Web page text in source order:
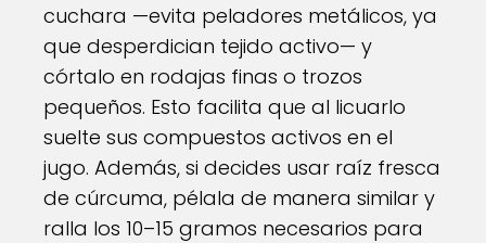
cuchara —evita peladores metálicos, ya
que desperdician tejido activo— y
córtalo en rodajas finas o trozos
pequeños. Esto facilita que al licuarlo
suelte sus compuestos activos en el
jugo. Además, si decides usar raíz fresca
de cúrcuma, pélala de manera similar y
ralla los 10–15 gramos necesarios para